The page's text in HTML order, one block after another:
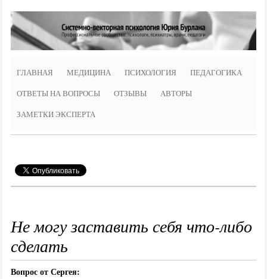
ГЛАВНАЯ МЕДИЦИНА ПСИХОЛОГИЯ ПЕДАГОГИКА
ОТВЕТЫ НА ВОПРОСЫ ОТЗЫВЫ АВТОРЫ
ЗАМЕТКИ ЭКСПЕРТА
Не могу заставить себя что-либо
сделать
Вопрос от Сергея: